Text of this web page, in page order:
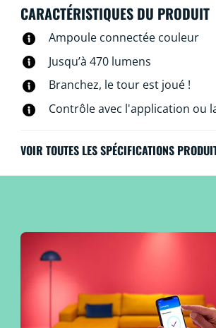
via votre réseau Wi-Fi et l’application
télécommande WiZ associée ou à la
CARACTÉRISTIQUES DU PRODUIT
Ampoule connectée couleur
Jusqu’à 470 lumens
Branchez, le tour est joué !
Contrôle avec l'application ou
VOIR TOUTES LES SPÉCIFICATIONS